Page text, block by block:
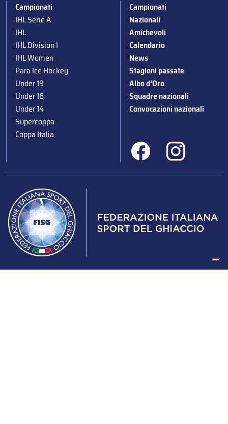
Campionati
IHL Serie A
IHL
IHL Division I
IHL Women
Para Ice Hockey
Under 19
Under 16
Under 14
Supercoppa
Coppa Italia
Campionati
Nazionali
Amichevoli
Calendario
News
Stagioni passate
Albo d’Oro
Squadre nazionali
Convocazioni nazionali